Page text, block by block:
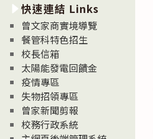
消
息
News
快速連結 Links
曾文家商實境導覽
餐管科特色招生
校長信箱
太陽能發電回饋金
疫情專區
失物招領專區
曾家新聞剪報
校務行政系統